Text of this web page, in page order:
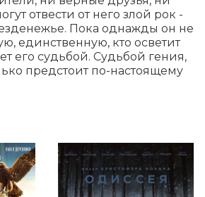
отвести от него злой рок -
Пока однажды он не
единственную, кто осветит
его судьбой. Судьбой гения,
предстоит по-настоящему